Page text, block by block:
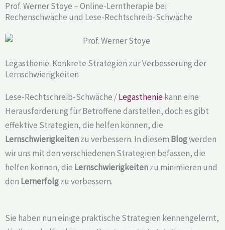
Prof. Werner Stoye – Online-Lerntherapie bei
Rechenschwäche und Lese-Rechtschreib-Schwäche
Legasthenie: Konkrete Strategien zur Verbesserung der
Lernschwierigkeiten
Lese-Rechtschreib-Schwäche /Legastheniekann eine
Herausforderung für Betroffene darstellen, doch es gibt
effektive Strategien, die helfen können, die
Lernschwierigkeitenzu verbessern. In diesem Blogwerden
wir uns mit den verschiedenen Strategien befassen, die
helfen können, die Lernschwierigkeitenzu minimieren und
den Lernerfolgzu verbessern.
Sie haben nun einige praktische Strategien kennengelernt,